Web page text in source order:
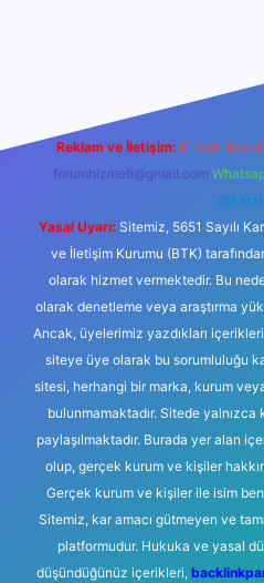
Reklam ve İletişim: E-mail:
forumhizmeti@gmail.com
Yasal Uyarı: Sitemiz, 5651 Sayılı
ve İletişim Kurumu (BTK)
olarak hizmet vermektedir. Bu
olarak denetleme veya araştırma
Ancak, üyelerimiz yazdıkları
siteye üye olarak bu sorumluluğu
sitesi, herhangi bir marka, kurum
bulunmamaktadır. Sitede yalnızca
paylaşılmaktadır. Burada yer alan
olup, gerçek kurum ve kişiler
Gerçek kurum ve kişiler ile isim
Sitemiz, kar amacı gütmeyen ve
platformudur. Hukuka ve yasal
düşündüğünüz içerikleri,